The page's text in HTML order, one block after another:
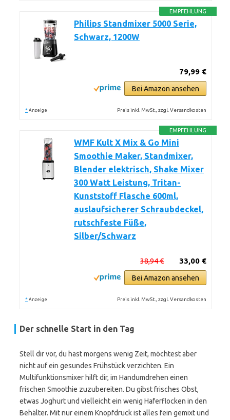
EMPFEHLUNG
Philips Standmixer 5000 Serie,
Schwarz, 1200W
79,99 €
Bei Amazon ansehen
* Anzeige Preis inkl. MwSt., zzgl. Versandkosten
EMPFEHLUNG
WMF Kult X Mix & Go Mini
Smoothie Maker, Standmixer,
Blender elektrisch, Shake Mixer
300 Watt Leistung, Tritan-
Kunststoff Flasche 600ml,
auslaufsicherer Schraubdeckel,
rutschfeste Füße,
Silber/Schwarz
33,00 €
38,94 €
Bei Amazon ansehen
* Anzeige Preis inkl. MwSt., zzgl. Versandkosten
Der schnelle Start in den Tag
Stell dir vor, du hast morgens wenig Zeit, möchtest aber
nicht auf ein gesundes Frühstück verzichten. Ein
Multifunktionsmixer hilft dir, im Handumdrehen einen
frischen Smoothie zuzubereiten. Du gibst frisches Obst,
etwas Joghurt und vielleicht ein wenig Haferflocken in den
Behälter. Mit nur einem Knopfdruck ist alles fein gemixt und